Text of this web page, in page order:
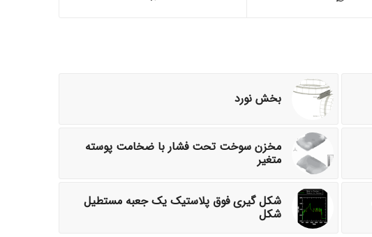
بخش نورد
مخزن سوخت تحت فشار با ضخامت پوسته
متغیر
شکل گیری فوق پلاستیک یک جعبه مستطیل
شکل